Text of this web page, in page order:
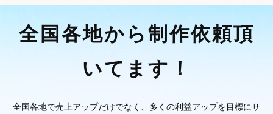
全国各地から制作依頼頂
いてます！
全国各地で売上アップだけでなく、多くの利益アップを目標にサ